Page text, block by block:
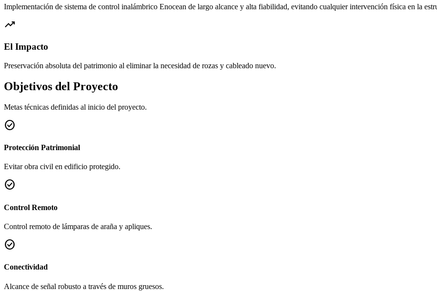
Implementación de sistema de control inalámbrico Enocean de largo alcance y alta fiabilidad, evitando cualquier intervención física en la
trending_up
El Impacto
Preservación absoluta del patrimonio al eliminar la necesidad de rozas y cableado nuevo.
Objetivos del Proyecto
Metas técnicas definidas al inicio del proyecto.
check_circle
Protección Patrimonial
Evitar obra civil en edificio protegido.
check_circle
Control Remoto
Control remoto de lámparas de araña y apliques.
check_circle
Conectividad
Alcance de señal robusto a través de muros gruesos.